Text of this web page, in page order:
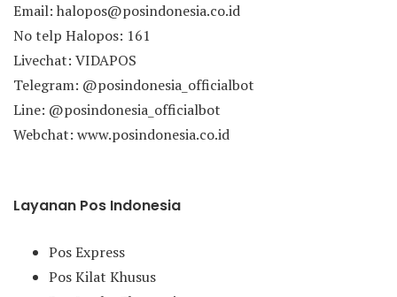
Email: halopos@posindonesia.co.id
No telp Halopos: 161
Livechat: VIDAPOS
Telegram: @posindonesia_officialbot
Line: @posindonesia_officialbot
Webchat: www.posindonesia.co.id
Layanan Pos Indonesia
Pos Express
Pos Kilat Khusus